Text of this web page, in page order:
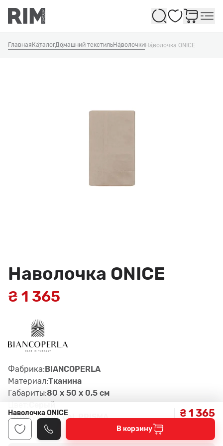
Избранное
Главная КаталогДомашний текстильНаволочкиНаволочка ONICE
Наволочка ONICE
₴ 1 365
Фабрика:BIANCOPERLA
Материал:Тканина
Габариты:80 x 50 x 0,5 см
Серый
Артикул:200, col. PRISMA
Наволочка ONICE ₴ 1 365
В корзину